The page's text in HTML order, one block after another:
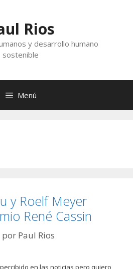
Rios
y desarrollo humano
sostenible
Menú
y Roelf Meyer
René Cassin
por Paul Rios
en las noticias pero quiero